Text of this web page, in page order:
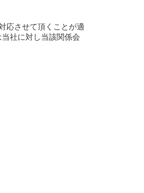
応させて頂くことが適
社に対し当該関係会